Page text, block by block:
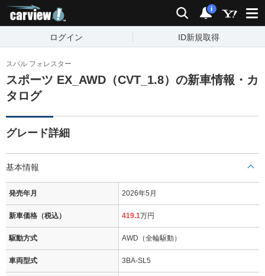
検索 通知
i
ログイン ID新規取得
スバル フォレスター
スポーツ EX_AWD（CVT_1.8）の新車情報・カ
タログ
グレード詳細
基本情報
発売年月 2026年5月
新車価格（税込） 419.1万円
駆動方式 AWD（全輪駆動）
車両型式 3BA-SL5